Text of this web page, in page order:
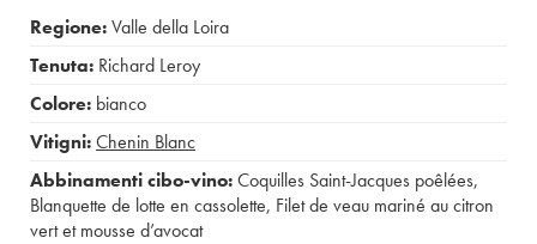
Regione:Valle della Loira
Tenuta: Richard Leroy
Colore: bianco
Vitigni:Chenin Blanc
Abbinamenti cibo-vino:Coquilles Saint-Jacques poêlées,
Blanquette de lotte en cassolette, Filet de veau mariné au citron
vert et mousse d’avocat